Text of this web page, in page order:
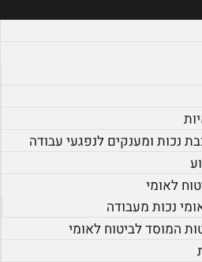
נכות ומענקים לנפגעי עבודה
לאומי
נכות מעבודה
המוסד לביטוח לאומי